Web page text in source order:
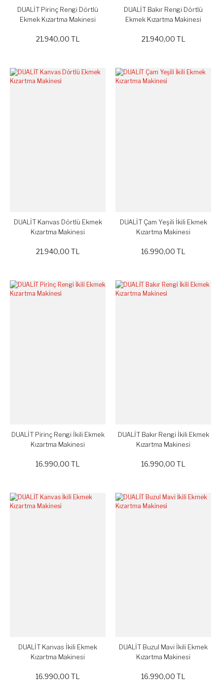
DUALİT Pirinç Rengi Dörtlü
Ekmek Kızartma Makinesi
21.940,00 TL
DUALİT Bakır Rengi Dörtlü
Ekmek Kızartma Makinesi
21.940,00 TL
DUALİT Kanvas Dörtlü Ekmek
Kızartma Makinesi
21.940,00 TL
DUALİT Çam Yeşili İkili Ekmek
Kızartma Makinesi
16.990,00 TL
DUALİT Pirinç Rengi İkili Ekmek
Kızartma Makinesi
16.990,00 TL
DUALİT Bakır Rengi İkili Ekmek
Kızartma Makinesi
16.990,00 TL
DUALİT Kanvas İkili Ekmek
Kızartma Makinesi
16.990,00 TL
DUALİT Buzul Mavi İkili Ekmek
Kızartma Makinesi
16.990,00 TL